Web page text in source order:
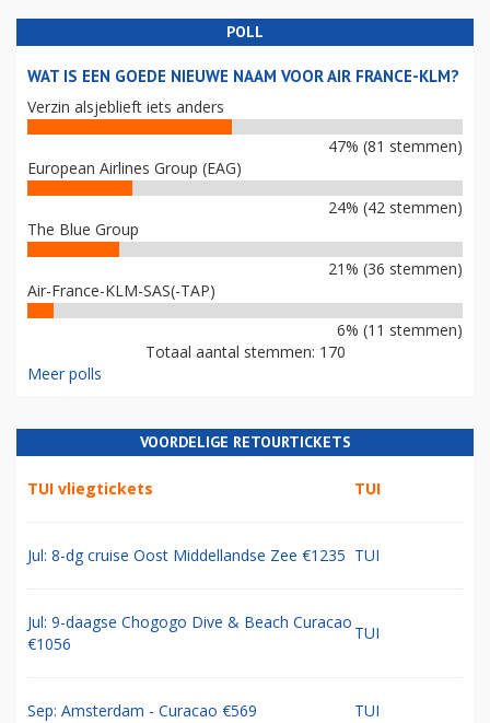
POLL
WAT IS EEN GOEDE NIEUWE NAAM VOOR AIR FRANCE-KLM?
Verzin alsjeblieft iets anders
47% (81 stemmen)
European Airlines Group (EAG)
24% (42 stemmen)
The Blue Group
21% (36 stemmen)
Air-France-KLM-SAS(-TAP)
6% (11 stemmen)
Totaal aantal stemmen: 170
Meer polls
VOORDELIGE RETOURTICKETS
TUI vliegtickets TUI
Jul: 8-dg cruise Oost Middellandse Zee €1235 TUI
Jul: 9-daagse Chogogo Dive & Beach Curacao
€1056
TUI
Sep: Amsterdam - Curacao €569 TUI